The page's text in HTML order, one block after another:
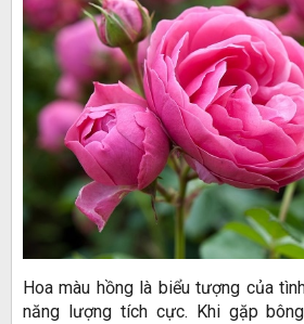
Hoa màu hồng là biểu tượng của
năng lượng tích cực. Khi gặp